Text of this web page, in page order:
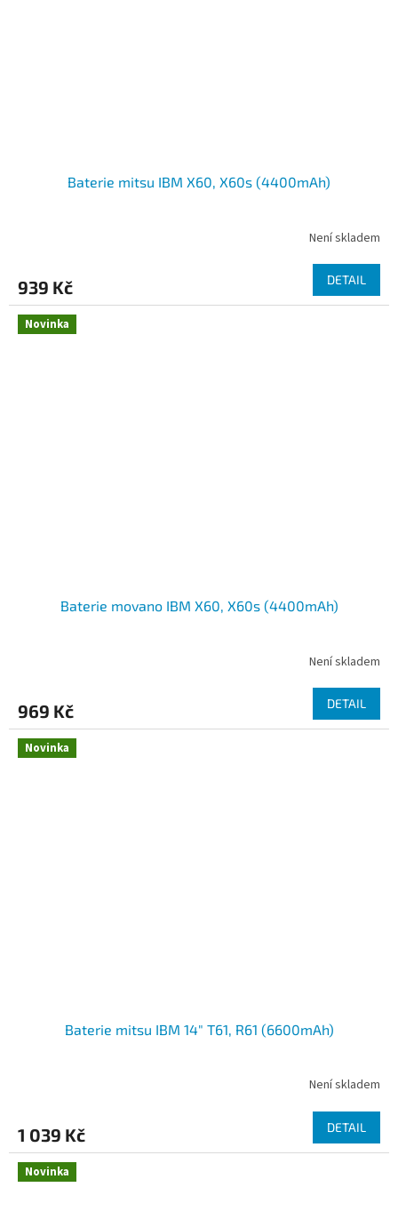
Baterie mitsu IBM X60, X60s (4400mAh)
Není skladem
939 Kč DETAIL
Novinka
Baterie movano IBM X60, X60s (4400mAh)
Není skladem
969 Kč DETAIL
Novinka
Baterie mitsu IBM 14" T61, R61 (6600mAh)
Není skladem
1 039 Kč DETAIL
Novinka